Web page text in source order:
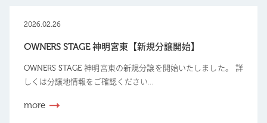
2026.02.26
OWNERS STAGE 神明宮東【新規分譲開始】
OWNERS STAGE 神明宮東の新規分譲を開始いたしました。 詳
しくは分譲地情報をご確認ください...
more